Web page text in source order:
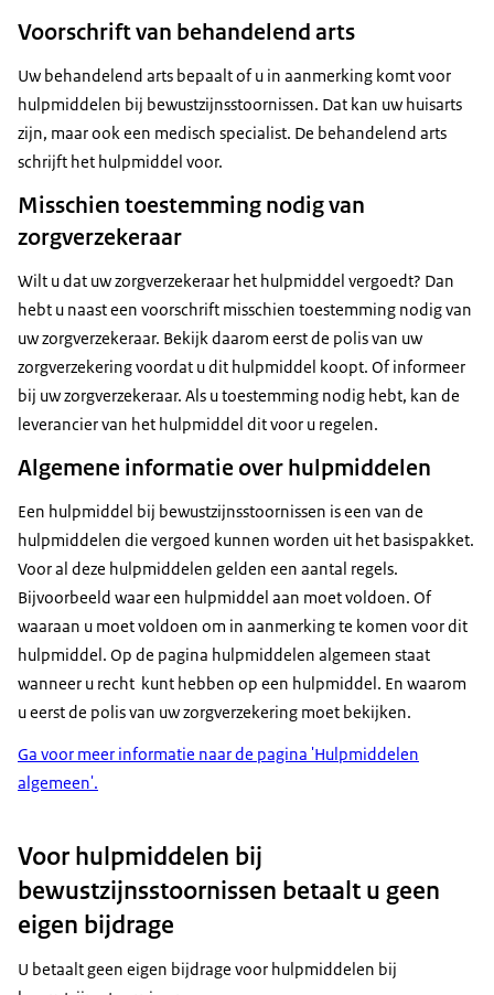
Voorschrift van behandelend arts
Uw behandelend arts bepaalt of u in aanmerking komt voor
hulpmiddelen bij bewustzijnsstoornissen. Dat kan uw huisarts
zijn, maar ook een medisch specialist. De behandelend arts
schrijft het hulpmiddel voor.
Misschien toestemming nodig van
zorgverzekeraar
Wilt u dat uw zorgverzekeraar het hulpmiddel vergoedt? Dan
hebt u naast een voorschrift misschien toestemming nodig van
uw zorgverzekeraar. Bekijk daarom eerst de polis van uw
zorgverzekering voordat u dit hulpmiddel koopt. Of informeer
bij uw zorgverzekeraar. Als u toestemming nodig hebt, kan de
leverancier van het hulpmiddel dit voor u regelen.
Algemene informatie over hulpmiddelen
Een hulpmiddel bij bewustzijnsstoornissen is een van de
hulpmiddelen die vergoed kunnen worden uit het basispakket.
Voor al deze hulpmiddelen gelden een aantal regels.
Bijvoorbeeld waar een hulpmiddel aan moet voldoen. Of
waaraan u moet voldoen om in aanmerking te komen voor dit
hulpmiddel. Op de pagina hulpmiddelen algemeen staat
wanneer u recht kunt hebben op een hulpmiddel. En waarom
u eerst de polis van uw zorgverzekering moet bekijken.
Ga voor meer informatie naar de pagina 'Hulpmiddelen
algemeen'.
Voor hulpmiddelen bij
bewustzijnsstoornissen betaalt u geen
eigen bijdrage
U betaalt geen eigen bijdrage voor hulpmiddelen bij